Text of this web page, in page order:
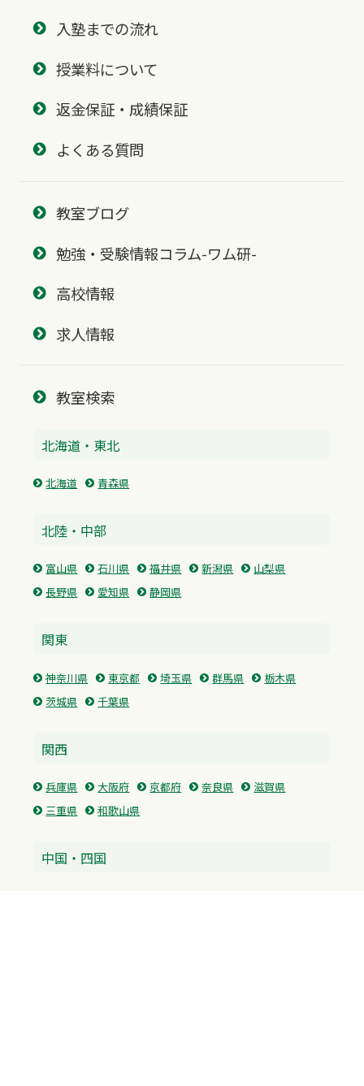
入塾までの流れ
授業料について
返金保証・成績保証
よくある質問
教室ブログ
勉強・受験情報コラム-ワム研-
高校情報
求人情報
教室検索
北海道・東北
北海道 青森県
北陸・中部
富山県 石川県 福井県 新潟県
山梨県
長野県
愛知県 静岡県
関東
神奈川県 東京都 埼玉県 群馬県
栃木県
茨城県
千葉県
関西
兵庫県 大阪府 京都府 奈良県
滋賀県
三重県
和歌山県
中国・四国